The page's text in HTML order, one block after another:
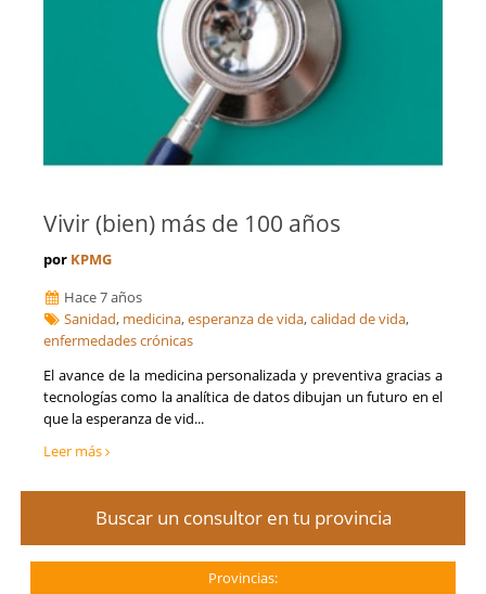
Vivir (bien) más de 100 años
por KPMG
Hace 7 años
Sanidad, medicina,esperanza de vida,calidad de vida,
enfermedades crónicas
El avance de la medicina personalizada y preventiva gracias a
tecnologías como la analítica de datos dibujan un futuro en el
que la esperanza de vid...
Leer más
Buscar un consultor en tu provincia
Provincias: